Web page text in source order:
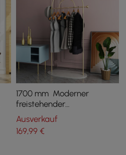
1700 mm Moderner
freistehender
Kleiderständer mit
Marmorsockel
Ausverkauf
169,99€